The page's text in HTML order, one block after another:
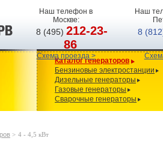
Наш телефон в
Москве:
8 (495)212-23-
86
Схема проезда >
Наш
8
Каталог генераторов
Бензиновые электростанции
Дизельные генераторы
Газовые генераторы
Сварочные генераторы
> 4 - 4,5 кВт